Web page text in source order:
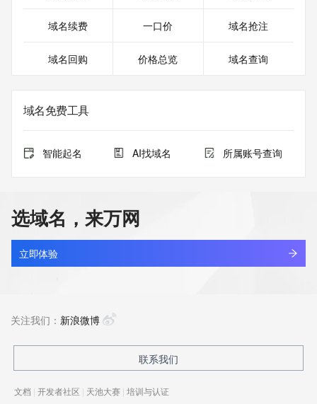
域名续费 一口价 域名抢注
域名回购 价格总览 域名查询
域名免费工具
智能起名 AI找域名 所属账号查询
选域名，来万网
立即体验
关注我们： 新浪微博
联系我们
文档 | 开发者社区 | 天池大赛 | 培训与认证